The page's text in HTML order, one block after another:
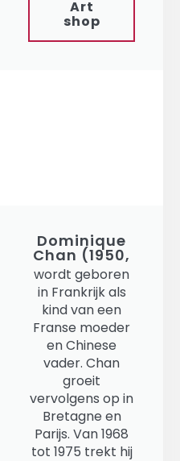
Art
shop
Dominique
Chan (1950,
wordt geboren
in Frankrijk als
kind van een
Franse moeder
en Chinese
vader. Chan
groeit
vervolgens op in
Bretagne en
Parijs. Van 1968
tot 1975 trekt hij